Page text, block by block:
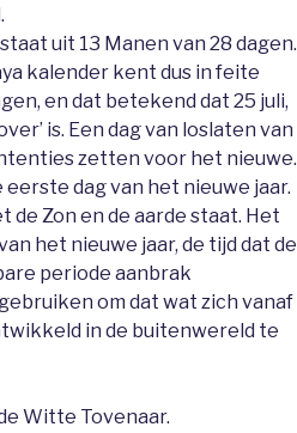
uit 13 Manen van 28 dagen.
kalender kent dus in feite
en dat betekend dat 25 juli,
is. Een dag van loslaten van
zetten voor het nieuwe.
eerste dag van het nieuwe jaar.
de Zon en de aarde staat. Het
het nieuwe jaar, de tijd dat de
periode aanbrak
om dat wat zich vanaf
in de buitenwereld te
Witte Tovenaar.